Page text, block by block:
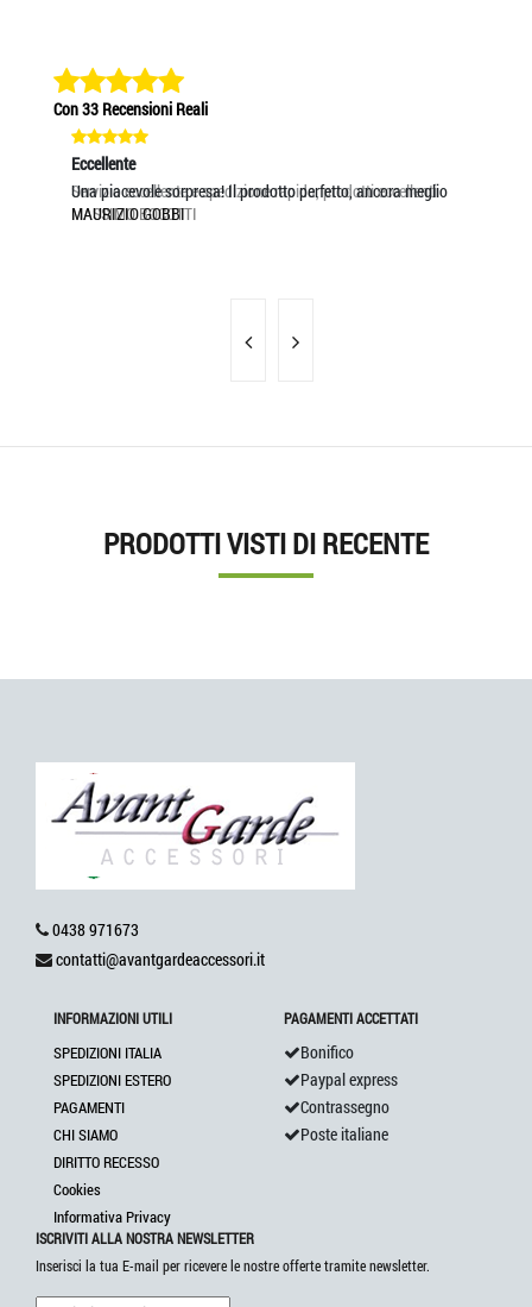
Con 33 Recensioni Reali
Eccellente
Servizio eccellente e spedizione rapida, prodotti eccellenti
MASSIMO BOCOTTI
Eccellente
Una piacevole sorpresa! Il prodotto perfetto, ancora meglio
MAURIZIO GOBBI
PRODOTTI VISTI DI RECENTE
0438 971673
contatti@avantgardeaccessori.it
INFORMAZIONI UTILI
SPEDIZIONI ITALIA
SPEDIZIONI ESTERO
PAGAMENTI
CHI SIAMO
DIRITTO RECESSO
Cookies
Informativa Privacy
PAGAMENTI ACCETTATI
Bonifico
Paypal express
Contrassegno
Poste italiane
ISCRIVITI ALLA NOSTRA NEWSLETTER
Inserisci la tua E-mail per ricevere le nostre offerte tramite newsletter.